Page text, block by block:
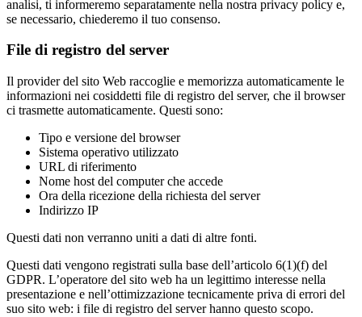
analisi, ti informeremo separatamente nella nostra privacy policy e,
se necessario, chiederemo il tuo consenso.
File di registro del server
Il provider del sito Web raccoglie e memorizza automaticamente le
informazioni nei cosiddetti file di registro del server, che il browser
ci trasmette automaticamente. Questi sono:
Tipo e versione del browser
Sistema operativo utilizzato
URL di riferimento
Nome host del computer che accede
Ora della ricezione della richiesta del server
Indirizzo IP
Questi dati non verranno uniti a dati di altre fonti.
Questi dati vengono registrati sulla base dell’articolo 6(1)(f) del
GDPR. L’operatore del sito web ha un legittimo interesse nella
presentazione e nell’ottimizzazione tecnicamente priva di errori del
suo sito web: i file di registro del server hanno questo scopo.